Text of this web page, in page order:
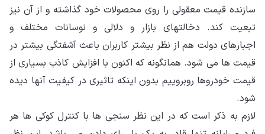
سازنده قیمت معقولی را روی محصولات خود گذاشته و از آن نیز
تبعیت کند. دخالتهای بازار و دلالی و نوسانات مختلف و
اجبارهای دولت هم از نظر بیشتر کاربران باعث آشفتگی بیشتر در
قیمت ها می شود. همانگونه که اکنون با افزایش کاذب بسیاری از
قیمت خودروها روبروییم بدون اینکه تاثیری در کیفیت آنها دیده
شود.
لازم به ذکر است که در این نظر سنجی ها با کنترل کوکی ها هر